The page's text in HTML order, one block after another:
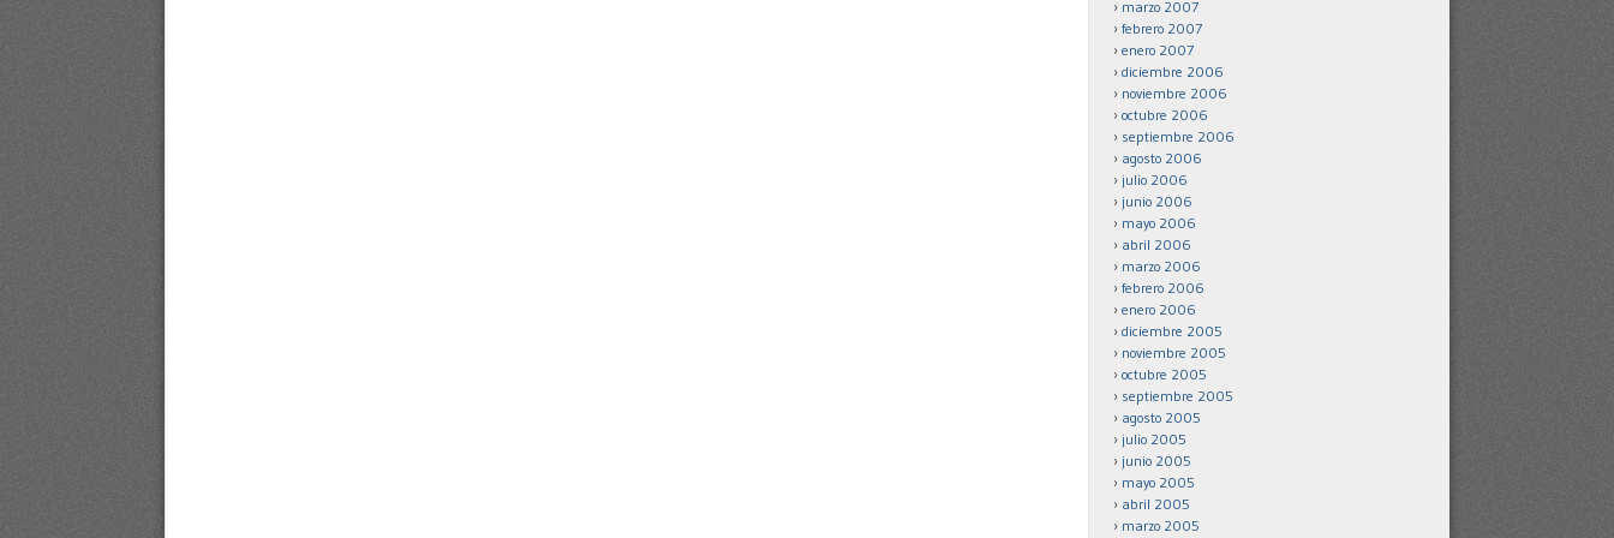
marzo 2007
febrero 2007
enero 2007
diciembre 2006
noviembre 2006
octubre 2006
septiembre 2006
agosto 2006
julio 2006
junio 2006
mayo 2006
abril 2006
marzo 2006
febrero 2006
enero 2006
diciembre 2005
noviembre 2005
octubre 2005
septiembre 2005
agosto 2005
julio 2005
junio 2005
mayo 2005
abril 2005
marzo 2005